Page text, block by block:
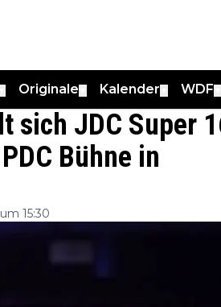
Originale Kalender WDF
sich JDC Super
Bühne in
15:30